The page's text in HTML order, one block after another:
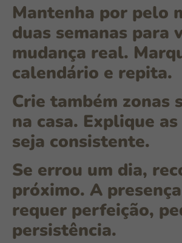
Mantenha por pelo
duas semanas para
mudança real.
calendário e repita.
Crie também zonas
na casa. Explique
seja consistente.
Se errou um dia,
próximo. A
requer perfeição,
persistência.